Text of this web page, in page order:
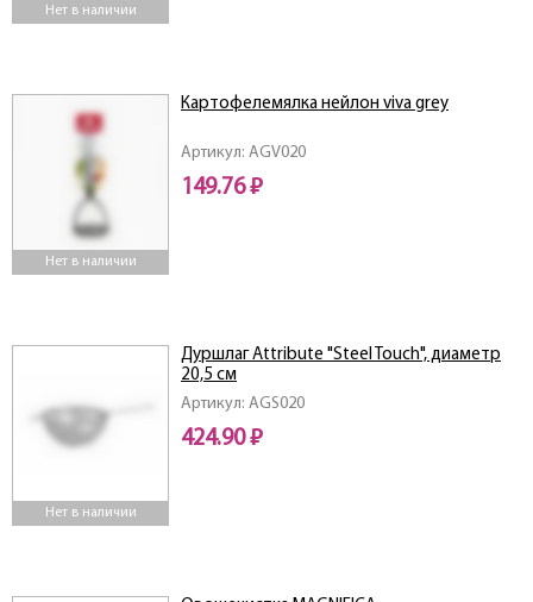
Нет в наличии
Нет в наличии
Артикул: AGV020
Картофелемялка нейлон viva grey
149.76 ₽
Нет в наличии
Артикул: AGS020
Дуршлаг Attribute "Steel Touch", диаметр
20,5 см
424.90 ₽